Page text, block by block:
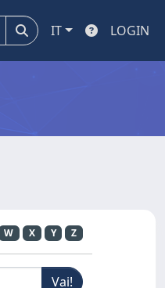
IT LOGIN
W X Y Z